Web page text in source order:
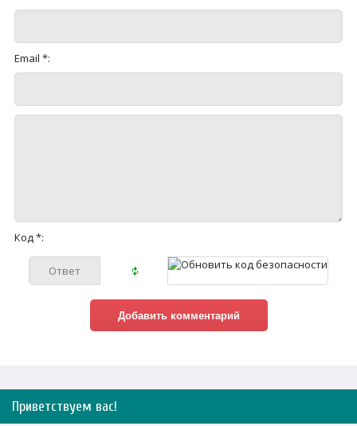
Email *:
Код *:
Приветствуем вас!